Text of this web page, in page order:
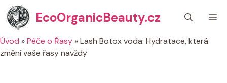
Přeskočit
na
obsah
EcoOrganicBeauty.cz
Úvod »Péče o Řasy »Lash Botox voda: Hydratace, která
změní vaše řasy navždy